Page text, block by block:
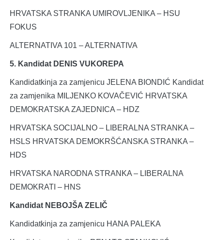
HRVATSKA STRANKA UMIROVLJENIKA – HSU
FOKUS
ALTERNATIVA 101 – ALTERNATIVA
5. Kandidat DENIS VUKOREPA
Kandidatkinja za zamjenicu JELENA BIONDIĆ Kandidat
za zamjenika MILJENKO KOVAČEVIĆ HRVATSKA
DEMOKRATSKA ZAJEDNICA – HDZ
HRVATSKA SOCIJALNO – LIBERALNA STRANKA –
HSLS HRVATSKA DEMOKRŠĆANSKA STRANKA –
HDS
HRVATSKA NARODNA STRANKA – LIBERALNA
DEMOKRATI – HNS
Kandidat NEBOJŠA ZELIČ
Kandidatkinja za zamjenicu HANA PALEKA